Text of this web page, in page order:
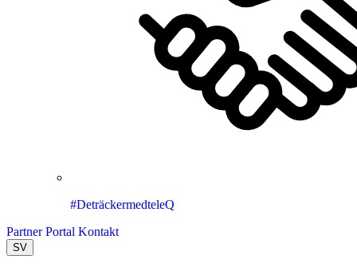
#DeträckermedteleQ
Partner Portal Kontakt
SV